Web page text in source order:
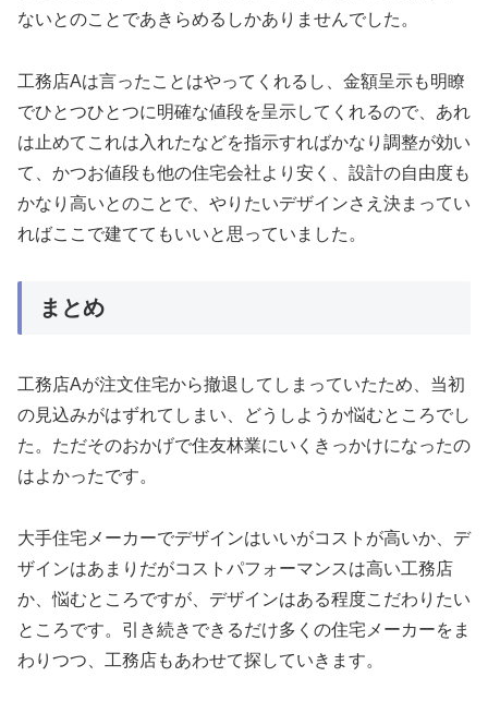
ないとのことであきらめるしかありませんでした。
工務店Aは言ったことはやってくれるし、金額呈示も明瞭
でひとつひとつに明確な値段を呈示してくれるので、あれ
は止めてこれは入れたなどを指示すればかなり調整が効い
て、かつお値段も他の住宅会社より安く、設計の自由度も
かなり高いとのことで、やりたいデザインさえ決まってい
ればここで建ててもいいと思っていました。
まとめ
工務店Aが注文住宅から撤退してしまっていたため、当初
の見込みがはずれてしまい、どうしようか悩むところでし
た。ただそのおかげで住友林業にいくきっかけになったの
はよかったです。
大手住宅メーカーでデザインはいいがコストが高いか、デ
ザインはあまりだがコストパフォーマンスは高い工務店
か、悩むところですが、デザインはある程度こだわりたい
ところです。引き続きできるだけ多くの住宅メーカーをま
わりつつ、工務店もあわせて探していきます。